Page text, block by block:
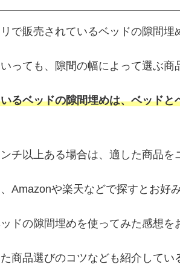
で販売されているベッドの隙間埋
っても、隙間の幅によって選ぶ商
るベッドの隙間埋めは、ベッド
チ以上ある場合は、適した商品を
Amazonや楽天などで探すとお好
ドの隙間埋めを使ってみた感想を
商品選びのコツなども紹介してい